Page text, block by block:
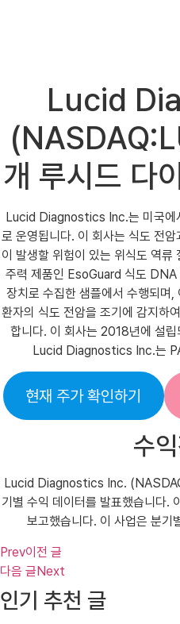
Lucid
개 루시드 다
Lucid Diagnostics Inc.는 미국에
로 운영됩니다. 이 회사는 식도 전
이 발생할 위험이 있는 위식도 역
주력 제품인 EsoGuard 식도
장치로 수집한 샘플에서 수행되며
환자의 식도 전암을 조기에 감지하
합니다. 이 회사는 2018년에 설
Lucid Diagnostics Inc.는
현재 주가 확인하기
수
Lucid Diagnostics Inc.
기별 수익 데이터를 발표했습니다
보고했습니다. 이 사업은 분기
Prev이전 글
다음 글Next
인기 추천 글